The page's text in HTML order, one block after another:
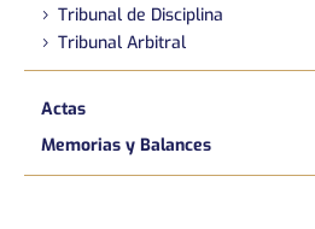
Tribunal de Disciplina
Tribunal Arbitral
Actas
Memorias y Balances